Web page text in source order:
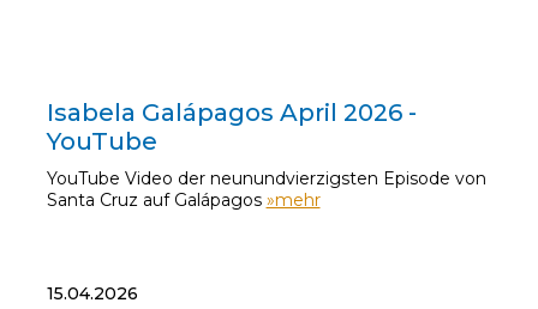
Isabela Galápagos April 2026 -
YouTube
YouTube Video der neunundvierzigsten Episode von
Santa Cruz auf Galápagos »mehr
15.04.2026